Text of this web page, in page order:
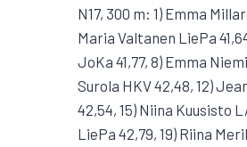
N17, 300 m: 1) Emma
Maria Valtanen LiePa
JoKa 41,77, 8) Emma
Surola HKV 42,48, 12)
42,54, 15) Niina Kuusisto
LiePa 42,79, 19) Riina